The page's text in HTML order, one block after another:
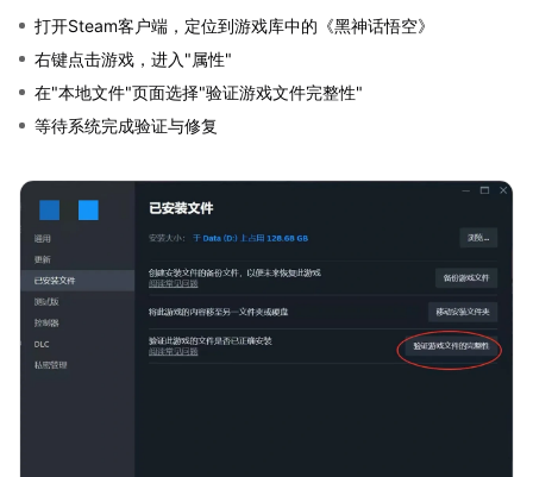
打开Steam客户端，定位到游戏库中的《黑神话悟空》
右键点击游戏，进入"属性"
在"本地文件"页面选择"验证游戏文件完整性"
等待系统完成验证与修复